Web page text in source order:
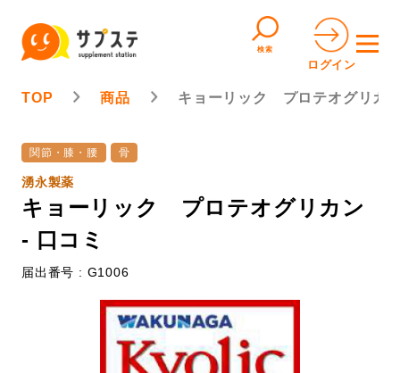
検索
ログイン
TOP 商品 キョーリック プロテオグリカ
関節・膝・腰 骨
湧永製薬
キョーリック プロテオグリカン
- 口コミ
届出番号 : G1006